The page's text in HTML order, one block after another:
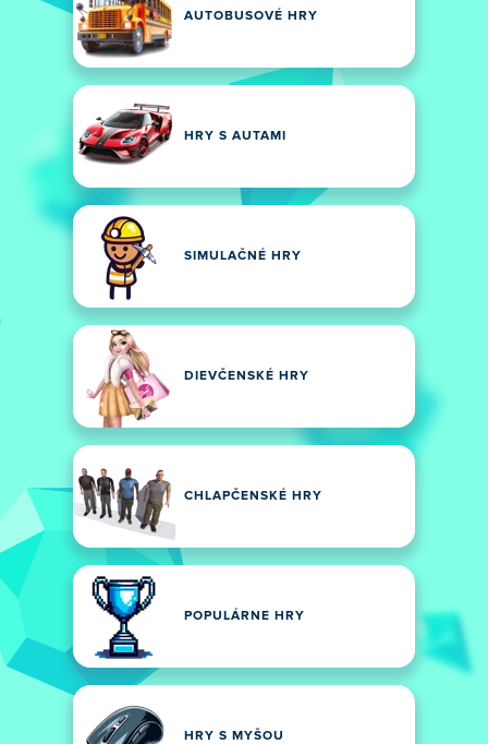
AUTOBUSOVÉ HRY
HRY S AUTAMI
SIMULAČNÉ HRY
DIEVČENSKÉ HRY
CHLAPČENSKÉ HRY
POPULÁRNE HRY
HRY S MYŠOU